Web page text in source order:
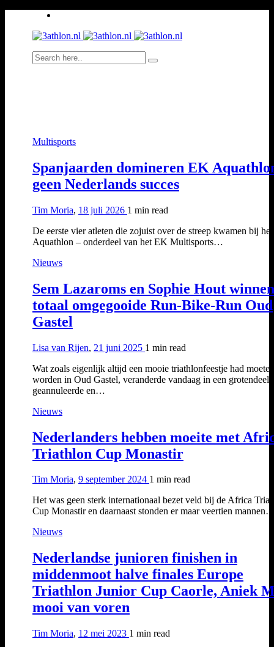
Multisports
Spanjaarden domineren EK
geen Nederlands succes
Tim Moria, 18 juli 2026 1 min read
De eerste vier atleten die zojuist over de streep kwamen bij
Aquathlon – onderdeel van het EK Multisports…
Nieuws
Sem Lazaroms en Sophie Hout winnen
totaal omgegooide Run-Bike-Run Oud
Gastel
Lisa van Rijen, 21 juni 2025 1 min read
Wat zoals eigenlijk altijd een mooie triathlonfeestje had moeten
worden in Oud Gastel, veranderde vandaag in een grotendeels
geannuleerde en…
Nieuws
Nederlanders hebben moeite met
Triathlon Cup Monastir
Tim Moria, 9 september 2024 1 min read
Het was geen sterk internationaal bezet veld bij de Africa
Cup Monastir en daarnaast stonden er maar veertien
Nieuws
Nederlandse junioren finishen in
middenmoot halve finales Europe
Triathlon Junior Cup Caorle, Aniek
mooi van voren
Tim Moria, 12 mei 2023 1 min read